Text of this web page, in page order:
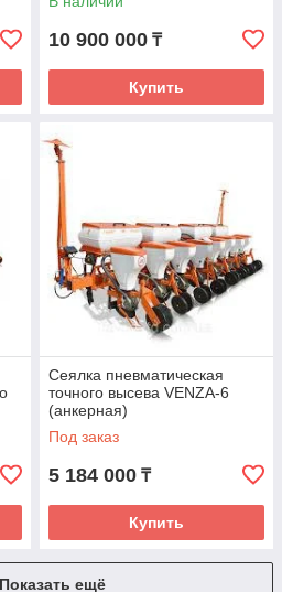
10 900 000 ₸
Купить
Сеялка пневматическая
точного высева VENZA-6
(анкерная)
Под заказ
5 184 000 ₸
Купить
Показать ещё